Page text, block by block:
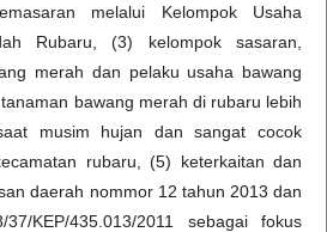
melalui Kelompok Usaha
Rubaru, (3) kelompok sasaran,
merah dan pelaku usaha bawang
bawang merah di rubaru lebih
musim hujan dan sangat cocok
rubaru, (5) keterkaitan dan
daerah nommor 12 tahun 2013 dan
KEP/435.013/2011 sebagai fokus